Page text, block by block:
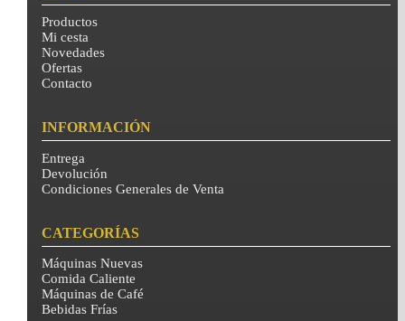
Productos
Mi cesta
Novedades
Ofertas
Contacto
INFORMACIÓN
Entrega
Devolución
Condiciones Generales de Venta
CATEGORÍAS
Máquinas Nuevas
Comida Caliente
Máquinas de Café
Bebidas Frías